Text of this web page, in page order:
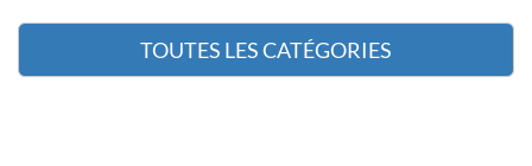
TOUTES LES CATÉGORIES